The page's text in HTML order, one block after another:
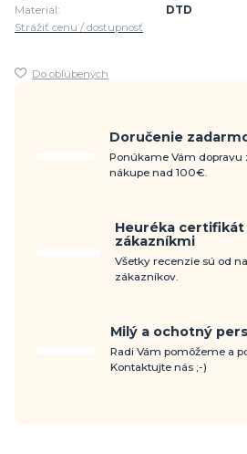
Materiál:
DTD
Strážiť cenu / dostupnosť
Do obľúbených
Doručenie
Ponúkame Vám dopravu
nákupe nad 100€.
Heuréka
zákazníkmi
Všetky recenzie sú od
zákazníkov.
Milý a ochotný
Radi Vám pomôžeme a
Kontaktujte nás ;-)